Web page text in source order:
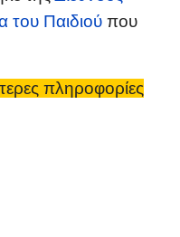
του Παιδιού που
πληροφορίες